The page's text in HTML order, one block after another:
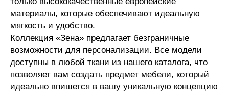
материалы, которые обеспечивают идеальную
мягкость и удобство.
Коллекция «Зена» предлагает безграничные
возможности для персонализации. Все модели
доступны в любой ткани из нашего каталога, что
позволяет вам создать предмет мебели, который
идеально впишется в вашу уникальную концепцию